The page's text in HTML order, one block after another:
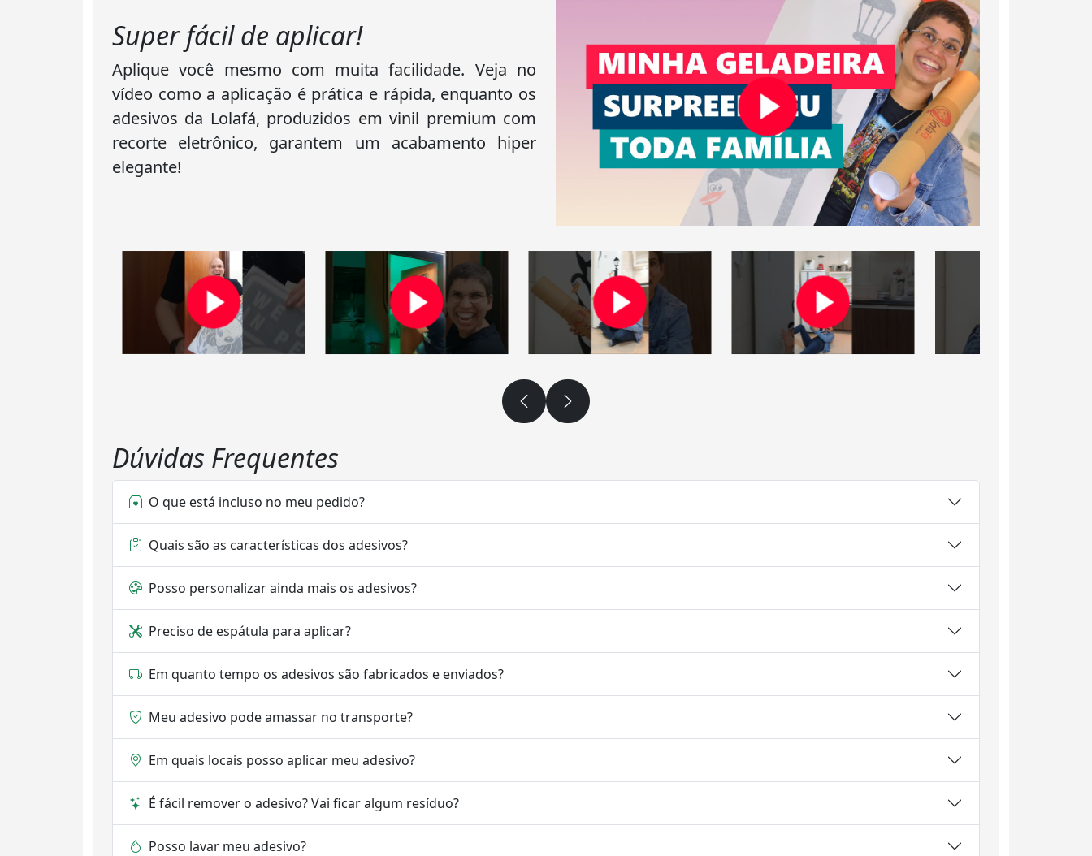
Super fácil de aplicar!
Aplique você mesmo com muita facilidade. Veja no
vídeo como a aplicação é prática e rápida, enquanto os
adesivos da Lolafá, produzidos em vinil premium com
recorte eletrônico, garantem um acabamento hiper
elegante!
Dúvidas Frequentes
O que está incluso no meu pedido?
Quais são as características dos adesivos?
Posso personalizar ainda mais os adesivos?
Preciso de espátula para aplicar?
Em quanto tempo os adesivos são fabricados e enviados?
Meu adesivo pode amassar no transporte?
Em quais locais posso aplicar meu adesivo?
É fácil remover o adesivo? Vai ficar algum resíduo?
Posso lavar meu adesivo?